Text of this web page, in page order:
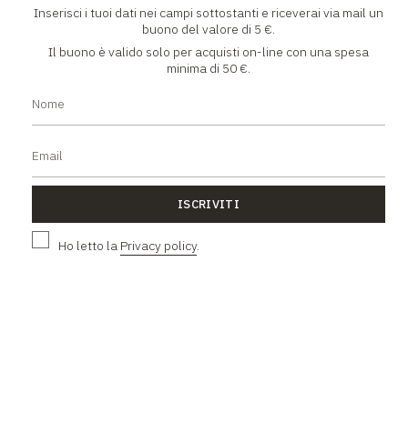
Inserisci i tuoi dati nei campi sottostanti e riceverai via mail un
buono del valore di 5 €.
Il buono è valido solo per acquisti on-line con una spesa
minima di 50 €.
ISCRIVITI
Ho letto la Privacy policy.
Resta aggiornato su tutte le nostre novità e promozioni
ISCRIVITI
Ho letto laPrivacy policy.